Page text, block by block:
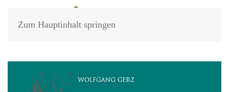
Zum Hauptinhalt springen